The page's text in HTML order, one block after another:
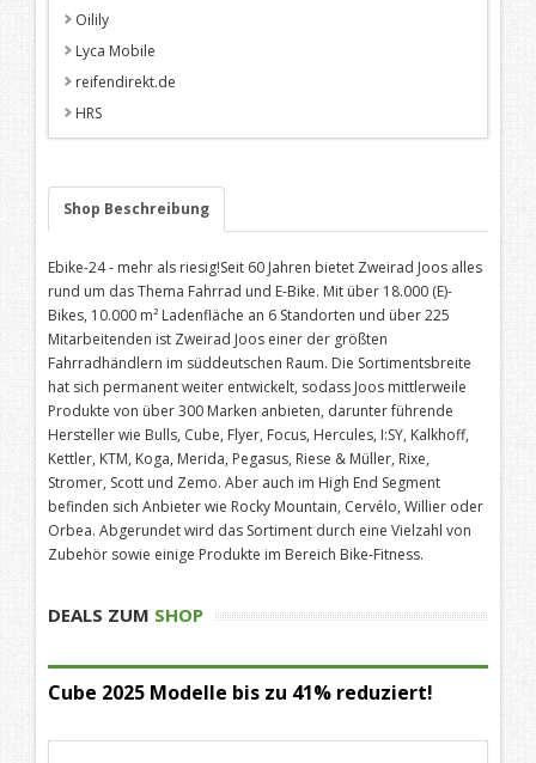
Oilily
Lyca Mobile
reifendirekt.de
HRS
Shop Beschreibung
Ebike-24 - mehr als riesig!Seit 60 Jahren bietet Zweirad Joos alles
rund um das Thema Fahrrad und E-Bike. Mit über 18.000 (E)-
Bikes, 10.000 m² Ladenfläche an 6 Standorten und über 225
Mitarbeitenden ist Zweirad Joos einer der größten
Fahrradhändlern im süddeutschen Raum. Die Sortimentsbreite
hat sich permanent weiter entwickelt, sodass Joos mittlerweile
Produkte von über 300 Marken anbieten, darunter führende
Hersteller wie Bulls, Cube, Flyer, Focus, Hercules, I:SY, Kalkhoff,
Kettler, KTM, Koga, Merida, Pegasus, Riese & Müller, Rixe,
Stromer, Scott und Zemo. Aber auch im High End Segment
befinden sich Anbieter wie Rocky Mountain, Cervélo, Willier oder
Orbea. Abgerundet wird das Sortiment durch eine Vielzahl von
Zubehör sowie einige Produkte im Bereich Bike-Fitness.
DEALS ZUM SHOP
Cube 2025 Modelle bis zu 41% reduziert!